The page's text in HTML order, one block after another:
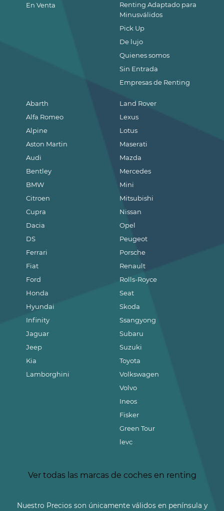
En Venta
Abarth
Alfa Romeo
Alpine
Aston Martin
Audi
Bentley
BMW
Citroen
Cupra
Dacia
DS
Ferrari
Fiat
Ford
Honda
Hyundai
Infinity
Jaguar
Jeep
Kia
Lamborghini
Land Rover
Lexus
Lotus
Maserati
Mazda
Mercedes
Mini
Mitsubishi
Nissan
Opel
Peugeot
Porsche
Renault
Rolls-Royce
Seat
Skoda
Ssangyong
Subaru
Suzuki
Toyota
Volkswagen
Volvo
Ineos
Fisker
Green Tour
levc
Renting Adaptado para
Minusválidos
Pick Up
De lujo
Quienes somos
Sin Entrada
Empresas de Renting
Ver todas las marcas de coches en renting
Nuestro Precios son únicamente válidos en península y